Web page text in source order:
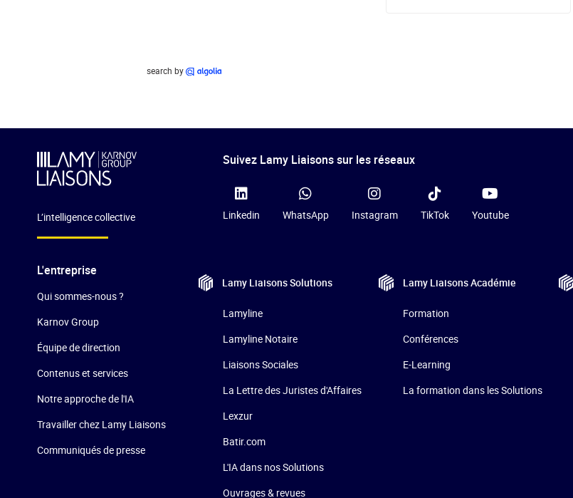
search by
L’intelligence collective
L'entreprise
Qui sommes-nous ?
Karnov Group
Équipe de direction
Contenus et services
Notre approche de l'IA
Travailler chez Lamy Liaisons
Communiqués de presse
Suivez Lamy Liaisons sur les réseaux
Linkedin WhatsApp Instagram TikTok Youtube
Lamy LiaisonsSolutions
Lamyline
Lamyline Notaire
Liaisons Sociales
La Lettre des Juristes d'Affaires
Lexzur
Batir.com
L'IA dans nos Solutions
Ouvrages & revues
Lamy LiaisonsAcadémie
Formation
Conférences
E-Learning
La formation dans les Solutions